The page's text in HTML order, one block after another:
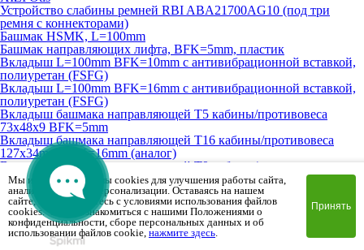
Устройство слабины ремней RBI ABA21700AG10 (под три
ремня с коннекторами)
Башмак HSMK, L=100mm
Башмак направляющих лифта, BFK=5mm, пластик
Вкладыш L=100mm BFK=10mm с антивибрационной вставкой,
полиуретан (FSFG)
Вкладыш L=100mm BFK=16mm с антивибрационной вставкой,
полиуретан (FSFG)
Вкладыш башмака направляющей T5 кабины/противовеса
73х48х9 BFK=5mm
Вкладыш башмака направляющей T16 кабины/противовеса
127х34mm BFK=16mm (аналог)
Вкладыш башмака направляющей T9 кабины/противовеса
73х48х7mm BFK=10mm
Вкладыш башмака направляющей T10 противовеса L=100мм
BFK=10мм
Шкив канатоведущий (КВШ) 210х6х10 для лебедки Ziehl-Abegg
Контакт контроля обрыва тяговых ремней XP-B30 (на 4 ремня)
Устройство грузовзвешивающее 34-43кН, Dinacell Electronica (на
Мы используем файлы cookies для улучшения работы сайта,
анализа трафика и персонализации. Оставаясь на нашем
сайте, вы соглашаетесь с условиями использования файлов
cookies. Чтобы ознакомиться с нашими Положениями о
конфиденциальности, сборе персональных данных и об
использовании файлов cookie, нажмите здесь.
Принять